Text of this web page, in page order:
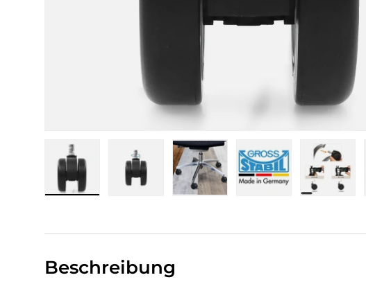
Beschreibung